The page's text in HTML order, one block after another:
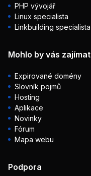
PHP vývojář
Linux specialista
Linkbuilding specialista
Mohlo by vás zajímat
Expirované domény
Slovník pojmů
Hosting
Aplikace
Novinky
Fórum
Mapa webu
Podpora